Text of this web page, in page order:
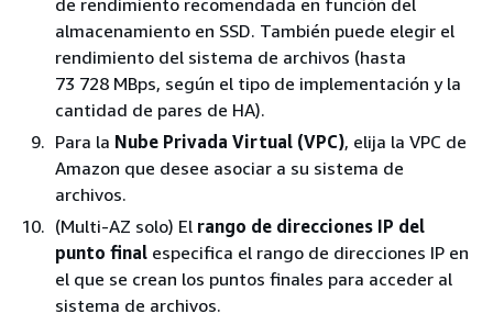
de rendimiento recomendada en función del
almacenamiento en SSD. También puede elegir el
rendimiento del sistema de archivos (hasta
73 728 MBps, según el tipo de implementación y la
cantidad de pares de HA).
Para la Nube Privada Virtual (VPC), elija la VPC de
Amazon que desee asociar a su sistema de
archivos.
(Multi-AZ solo) El rango de direcciones IP del
punto final especifica el rango de direcciones IP en
el que se crean los puntos finales para acceder al
sistema de archivos.